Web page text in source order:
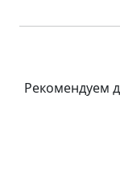
Рекомендуем